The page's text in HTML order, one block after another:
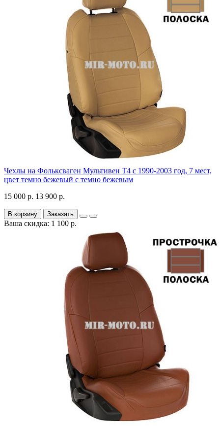
Чехлы на Фольксваген Мультивен Т4 с 1990-2003 год, 7 мест,
цвет темно бежевый с темно бежевым
15 000 р. 13 900 р.
В корзину Заказать
Ваша скидка: 1 100 р.